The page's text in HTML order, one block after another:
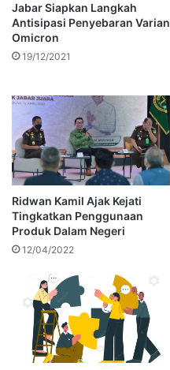
Jabar Siapkan Langkah
Antisipasi Penyebaran Varian
Omicron
19/12/2021
Ridwan Kamil Ajak Kejati
Tingkatkan Penggunaan
Produk Dalam Negeri
12/04/2022